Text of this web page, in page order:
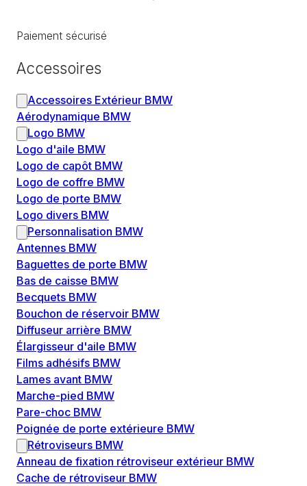
Paiement sécurisé
Accessoires
Accessoires Extérieur BMW
Aérodynamique BMW
Logo BMW
Logo d'aile BMW
Logo de capôt BMW
Logo de coffre BMW
Logo de porte BMW
Logo divers BMW
Personnalisation BMW
Antennes BMW
Baguettes de porte BMW
Bas de caisse BMW
Becquets BMW
Bouchon de réservoir BMW
Diffuseur arrière BMW
Élargisseur d'aile BMW
Films adhésifs BMW
Lames avant BMW
Marche-pied BMW
Pare-choc BMW
Poignée de porte extérieure BMW
Rétroviseurs BMW
Anneau de fixation rétroviseur extérieur BMW
Cache de rétroviseur BMW